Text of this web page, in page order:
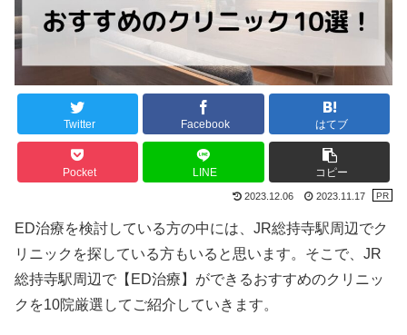
Twitter Facebook はてブ
Pocket LINE コピー
2023.12.06 2023.11.17
ED治療を検討している方の中には、JR総持寺駅周辺でク
リニックを探している方もいると思います。そこで、JR
総持寺駅周辺で【ED治療】ができるおすすめのクリニッ
クを10院厳選してご紹介していきます。